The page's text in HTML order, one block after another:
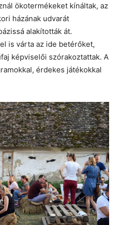
ökotermékeket kínáltak, az
házának udvarát
alakították át.
is várta az ide betérőket,
képviselői szórakoztattak. A
érdekes játékokkal